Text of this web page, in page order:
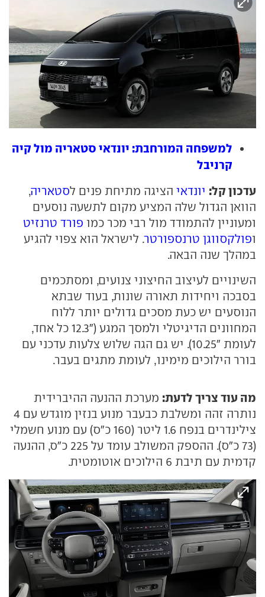
למשפחה המורחבת: יונדאי סטאריה מול קיה
קרניבל
עדכון קל: יונדאי הציגה מתיחת פנים לסטאריה,
הוואן הגדול שלה המציע מקום לתשעה נוסעים
ומעוניין להתמודד מול רבי מכר כמו פורד טרנזיט
ופולקסווגן טרנספורטר. לישראל הוא צפוי להגיע
במהלך שנה הבאה.
השינויים לעיצוב החיצוני צנועים, ומסתכמים
בסבכה ויחידות תאורה שונות, בעוד שבתא
הנוסעים יש כעת מסכים גדולים יותר ללוח
המחוונים הדיגיטלי ולמסך המגע ("12.3 כל אחד,
לעומת "10.25). יש גם הגה שלוש צלעות עדכני עם
בורר הילוכים מימינו, לעומת מתגים בעבר.
מה עוד צריך לדעת: מערכת ההנעה ההיברידית
נותרה זהה ומשלבת כבעבר מנוע בנזין מוגדש עם 4
צילינדרים בנפח 1.6 ליטר (160 כ"ס) עם מנוע חשמלי
(73 כ"ס). ההספק המשולב עומד על 225 כ"ס, ההנעה
קדמית עם תיבת 6 הילוכים אוטומטית.